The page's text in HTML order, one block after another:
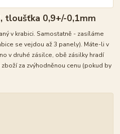
tloušťka 0,9+/-0,1mm
v krabici. Samostatně - zasíláme
se vejdou až 3 panely). Máte-li v
v druhé zásilce, obě zásilky hradí
za zvýhodněnou cenu (pokud by